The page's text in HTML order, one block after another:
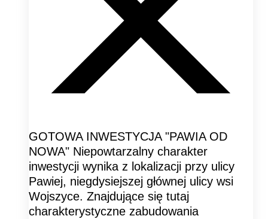
GOTOWA INWESTYCJA "PAWIA OD
NOWA" Niepowtarzalny charakter
inwestycji wynika z lokalizacji przy ulicy
Pawiej, niegdysiejszej głównej ulicy wsi
Wojszyce. Znajdujące się tutaj
charakterystyczne zabudowania